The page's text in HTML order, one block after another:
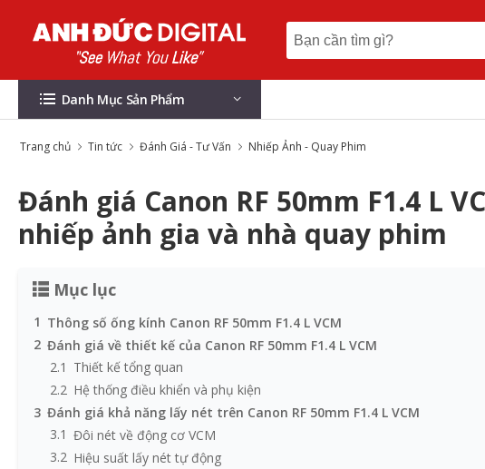
Danh Mục Sản Phẩm
Trang chủ Tin tức Đánh Giá - Tư Vấn Nhiếp Ảnh - Quay Phim
Đánh giá Canon RF 50mm F1.4 L
nhiếp ảnh gia và nhà quay phim
Mục lục
1 Thông số ống kính Canon RF 50mm F1.4 L VCM
2 Đánh giá về thiết kế của Canon RF 50mm F1.4 L VCM
2.1 Thiết kế tổng quan
2.2 Hệ thống điều khiển và phụ kiện
3 Đánh giá khả năng lấy nét trên Canon RF 50mm F1.4 L VCM
3.1 Đôi nét về động cơ VCM
3.2 Hiệu suất lấy nét tự động